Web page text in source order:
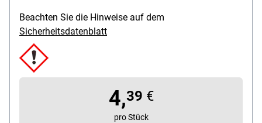
Inhalt (g): 3 g
Beachten Sie die Hinweise auf dem
Sicherheitsdatenblatt
4,39 €
pro Stück